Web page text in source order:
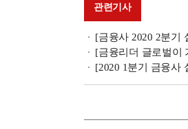
관련기사
[금융사 2020 2분기
[금융리더 글로벌이
[2020 1분기 금융사